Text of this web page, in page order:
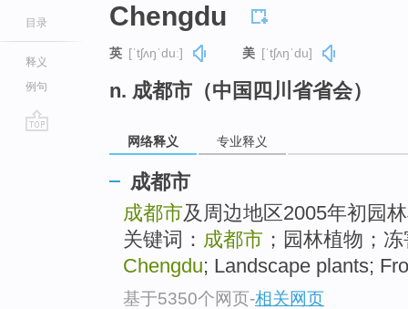
目录
释义
例句
Chengdu
英 [ˈtʃʌŋˈduː] 美 [ˈtʃʌŋˈdu]
n. 成都市（中国四川省省会）
网络释义 专业释义
成都市
成都市及周边地区2005年初园
关键词： 成都市 ；园林植物；
Chengdu; Landscape plants;
基于5350个网页-相关网页